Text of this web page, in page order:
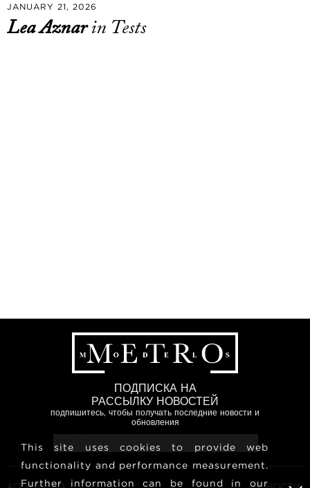
JANUARY 21, 2026
Lea Aznarin Tests
ПОДПИСКА НА
РАССЫЛКУ НОВОСТЕЙ
подпишитесь, чтобы получать последние новости и
обновления
This site uses cookies to provide web
functionality and performance measurement.
Further information can be found in our